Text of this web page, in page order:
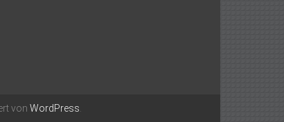
von WordPress